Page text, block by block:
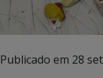
Publicado em 28